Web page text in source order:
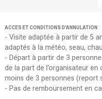
ACCES ET CONDITIONS D'ANNULATION :
- Visite adaptée à partir de 5
adaptés à la météo, seau,
- Départ à partir de 3
de la part de l'organisateur
moins de 3 personnes (report
- Pas de remboursement en